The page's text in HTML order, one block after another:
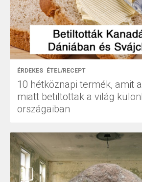
ÉRDEKES ÉTEL/RECEPT
10 hétköznapi termék, amit
miatt betiltottak a világ
országaiban